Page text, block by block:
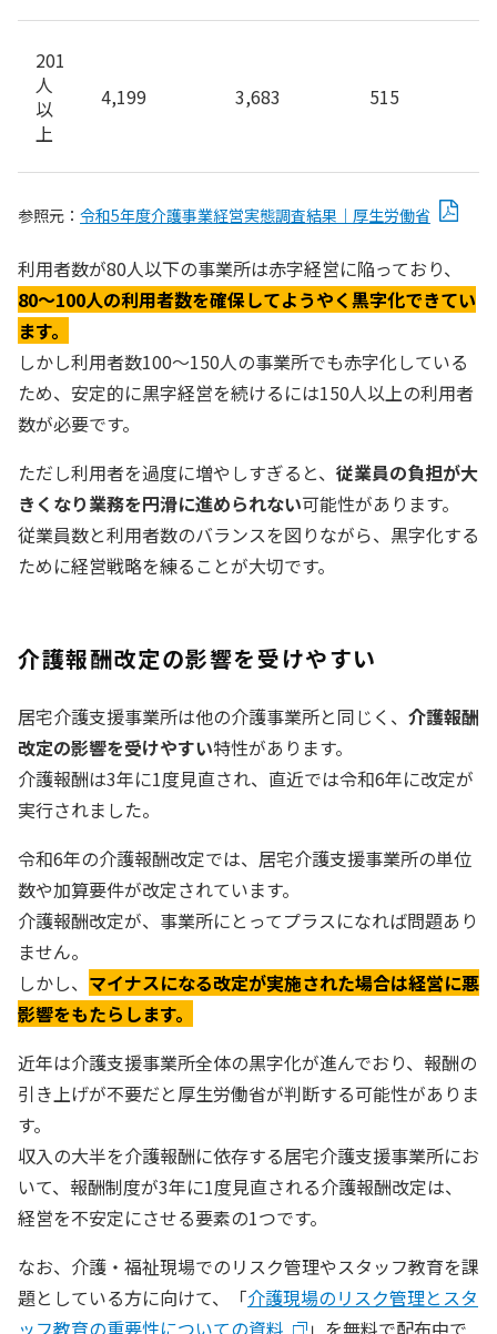
201
人
以
上
4,199 3,683 515
参照元： 令和5年度介護事業経営実態調査結果｜厚生労働省
利用者数が80人以下の事業所は赤字経営に陥っており、
80〜100人の利用者数を確保してようやく黒字化できてい
ます。
しかし利用者数100〜150人の事業所でも赤字化している
ため、安定的に黒字経営を続けるには150人以上の利用者
数が必要です。
ただし利用者を過度に増やしすぎると、 従業員の負担が大
きくなり業務を円滑に進められない可能性があります。
従業員数と利用者数のバランスを図りながら、黒字化する
ために経営戦略を練ることが大切です。
介護報酬改定の影響を受けやすい
居宅介護支援事業所は他の介護事業所と同じく、 介護報酬
改定の影響を受けやすい特性があります。
介護報酬は3年に1度見直され、直近では令和6年に改定が
実行されました。
令和6年の介護報酬改定では、居宅介護支援事業所の単位
数や加算要件が改定されています。
介護報酬改定が、事業所にとってプラスになれば問題あり
ません。
しかし、 マイナスになる改定が実施された場合は経営に悪
影響をもたらします。
近年は介護支援事業所全体の黒字化が進んでおり、報酬の
引き上げが不要だと厚生労働省が判断する可能性がありま
す。
収入の大半を介護報酬に依存する居宅介護支援事業所にお
いて、報酬制度が3年に1度見直される介護報酬改定は、
経営を不安定にさせる要素の1つです。
なお、介護・福祉現場でのリスク管理やスタッフ教育を課
題としている方に向けて、「介護現場のリスク管理とスタ
ッフ教育の重要性についての資料
」を無料で配布中で